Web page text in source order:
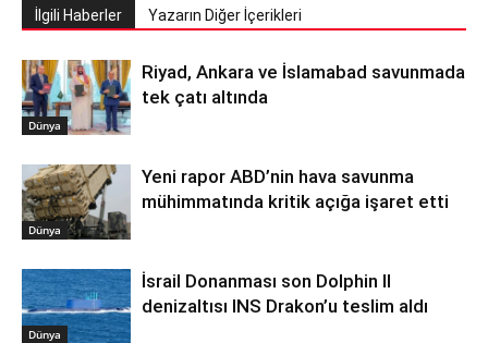
İlgili Haberler Yazarın Diğer İçerikleri
Dünya
Riyad, Ankara ve İslamabad savunmada
tek çatı altında
Dünya
Yeni rapor ABD’nin hava savunma
mühimmatında kritik açığa işaret etti
Dünya
İsrail Donanması son Dolphin II
denizaltısı INS Drakon’u teslim aldı